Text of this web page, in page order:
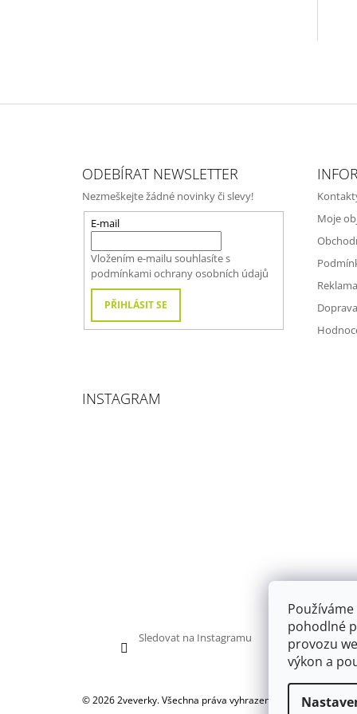
pohodlné
provozu
výkon a
ODEBÍRAT NEWSLETTER
Nezmeškejte žádné novinky či slevy!
E-mail
Vložením e-mailu souhlasíte s
podmínkami ochrany osobních údajů
PŘIHLÁSIT SE
Moje
INSTAGRAM
Sledovat na Instagramu
© 2026 2veverky. Všechna práva vyhrazena.